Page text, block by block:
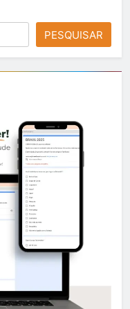
PESQUISAR